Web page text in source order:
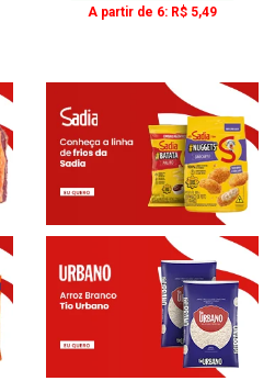
A partir de 6: R$ 5,49